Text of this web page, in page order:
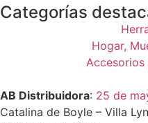
Categorías
Hogar,
Accesorios
AB Distribuidora: 25 de
Catalina de Boyle – Villa